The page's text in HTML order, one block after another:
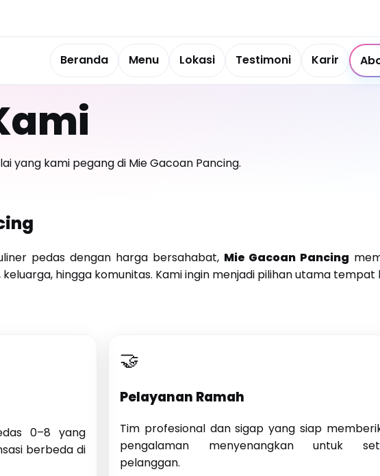
Beranda Menu Lokasi Testimoni Karir
yang kami pegang di Mie Gacoan Pancing.
pedas dengan harga bersahabat, Mie Gacoan Pancing
hingga komunitas. Kami ingin menjadi pilihan utama
0–8 yang
berbeda di
🤝
Pelayanan Ramah
Tim profesional dan sigap yang siap
pengalaman menyenangkan untuk
pelanggan.